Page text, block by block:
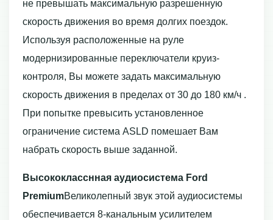
не превышать максимальную разрешенную
скорость движения во время долгих поездок.
Используя расположенные на руле
модернизированные переключатели круиз-
контроля, Вы можете задать максимальную
скорость движения в пределах от 30 до 180 км/ч .
При попытке превысить установленное
ограничение система ASLD помешает Вам
набрать скорость выше заданной.
Высококласснная аудиосистема Ford
PremiumВеликолепный звук этой аудиосистемы
обеспечивается 8-канальным усилителем